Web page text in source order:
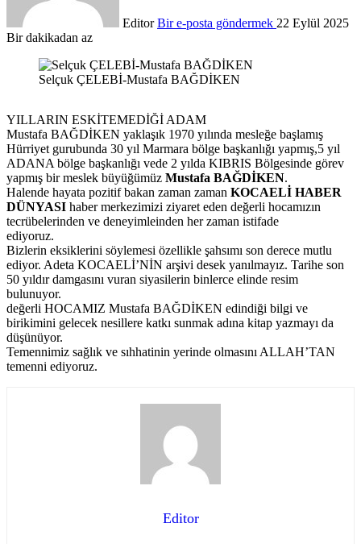
Editor Bir e-posta göndermek 22 Eylül 2025
Bir dakikadan az
Selçuk ÇELEBİ-Mustafa BAĞDİKEN
YILLARIN ESKİTEMEDİĞİ ADAM
Mustafa BAĞDİKEN yaklaşık 1970 yılında mesleğe başlamış
Hürriyet gurubunda 30 yıl Marmara bölge başkanlığı yapmış,5 yıl
ADANA bölge başkanlığı vede 2 yılda KIBRIS Bölgesinde görev
yapmış bir meslek büyüğümüz Mustafa BAĞDİKEN.
Halende hayata pozitif bakan zaman zaman KOCAELİ HABER
DÜNYASI haber merkezimizi ziyaret eden değerli hocamızın
tecrübelerinden ve deneyimleinden her zaman istifade
ediyoruz.
Bizlerin eksiklerini söylemesi özellikle şahsımı son derece mutlu
ediyor. Adeta KOCAELİ’NİN arşivi desek yanılmayız. Tarihe son
50 yıldır damgasını vuran siyasilerin binlerce elinde resim
bulunuyor.
değerli HOCAMIZ Mustafa BAĞDİKEN edindiği bilgi ve
birikimini gelecek nesillere katkı sunmak adına kitap yazmayı da
düşünüyor.
Temennimiz sağlık ve sıhhatinin yerinde olmasını ALLAH’TAN
temenni ediyoruz.
Editor